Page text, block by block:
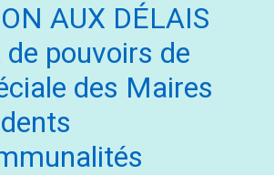
AUX DÉLAIS
pouvoirs de
des Maires